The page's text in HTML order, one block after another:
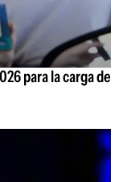
para la carga de